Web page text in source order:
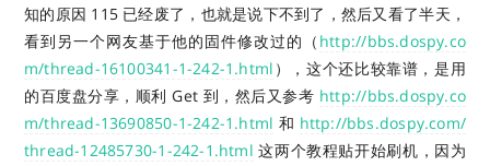
知的原因 115 已经废了，也就是说下不到了，然后又看了半天，
看到另一个网友基于他的固件修改过的（ http://bbs.dospy.co
m/thread-16100341-1-242-1.html ），这个还比较靠谱，是用
的百度盘分享，顺利 Get 到，然后又参考 http://bbs.dospy.co
m/thread-13690850-1-242-1.html 和 http://bbs.dospy.com/
thread-12485730-1-242-1.html 这两个教程贴开始刷机，因为